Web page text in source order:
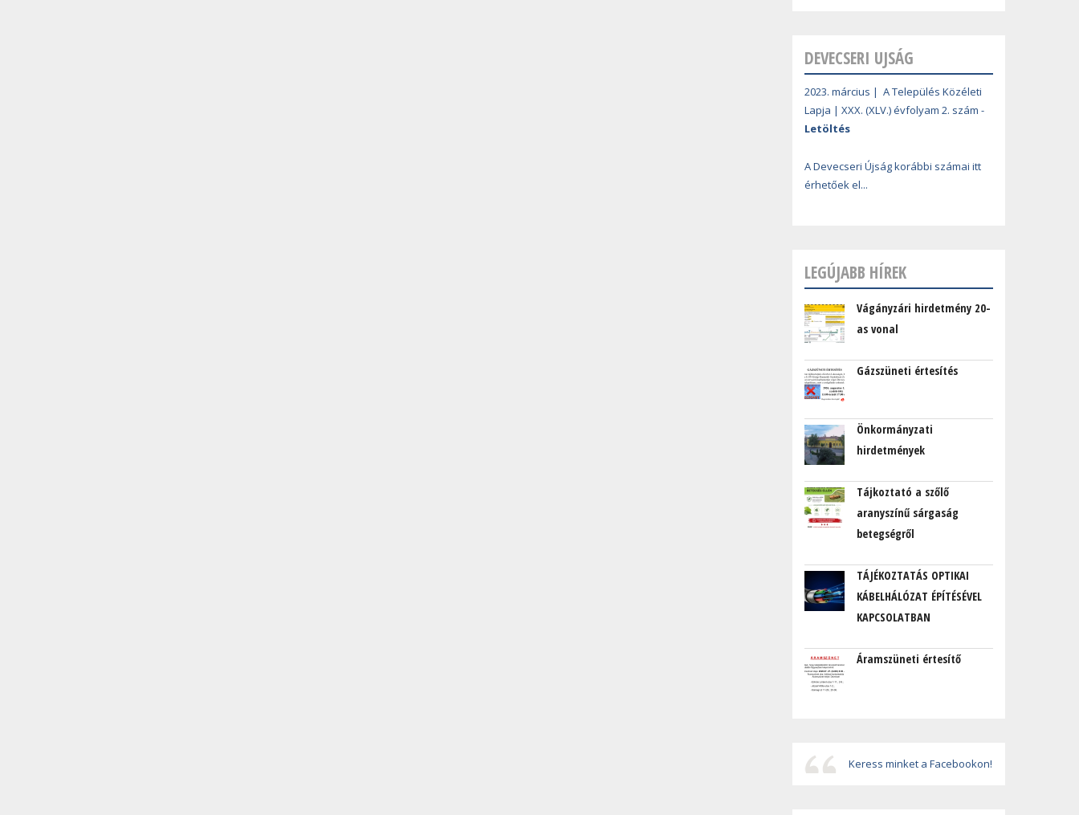
DEVECSERI UJSÁG
2023. március | A Település Közéleti
Lapja | XXX. (XLV.) évfolyam 2. szám -
Letöltés
A Devecseri Újság korábbi számai itt
érhetőek el...
LEGÚJABB HÍREK
Vágányzári hirdetmény 20-
as vonal
Gázszüneti értesítés
Önkormányzati
hirdetmények
Tájkoztató a szőlő
aranyszínű sárgaság
betegségről
TÁJÉKOZTATÁS OPTIKAI
KÁBELHÁLÓZAT ÉPÍTÉSÉVEL
KAPCSOLATBAN
Áramszüneti értesítő
Keress minket a Facebookon!